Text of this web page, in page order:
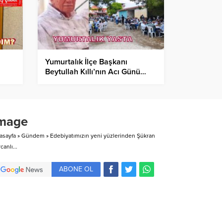
Yumurtalık İlçe Başkanı
Beytullah Kıllı’nın Acı Günü…
» Gündem » Edebiyatımızın yeni yüzlerinden Şükran
ABONE OL